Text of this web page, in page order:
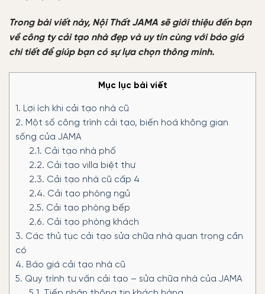
Trong bài viết này, Nội Thất JAMA sẽ giới thiệu đến bạn
về công ty cải tạo nhà đẹp và uy tín cùng với báo giá
chi tiết để giúp bạn có sự lựa chọn thông minh.
Mục lục bài viết
1. Lợi ích khi cải tạo nhà cũ
2. Một số công trình cải tạo, biến hoá không gian
sống của JAMA
2.1. Cải tạo nhà phố
2.2. Cải tạo villa biệt thự
2.3. Cải tạo nhà cũ cấp 4
2.4. Cải tạo phòng ngủ
2.5. Cải tạo phòng bếp
2.6. Cải tạo phòng khách
3. Các thủ tục cải tạo sửa chữa nhà quan trọng cần
có
4. Báo giá cải tạo nhà cũ
5. Quy trình tư vấn cải tạo – sửa chữa nhà của JAMA